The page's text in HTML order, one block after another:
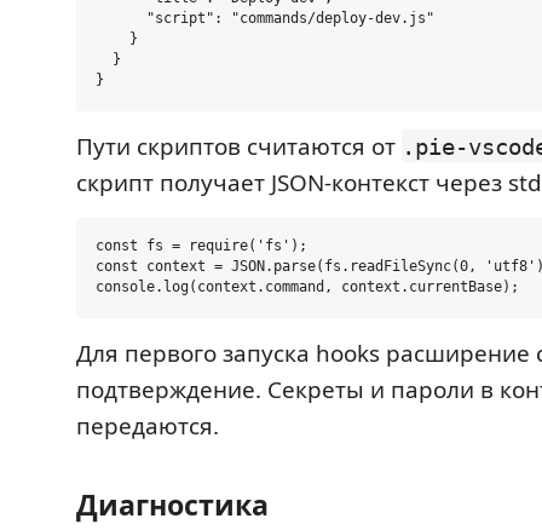
      "script": "commands/deploy-dev.js"
    }
  }
Пути скриптов считаются от .pie-
скрипт получает JSON-контекст через
const fs = require('fs');
const context = JSON.parse(fs.readFileSync(0,
Для первого запуска hooks расширение
подтверждение. Секреты и пароли в
передаются.
Диагностика